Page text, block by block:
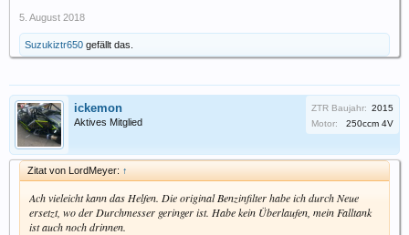
5. August 2018
Suzukiztr650 gefällt das.
ickemon
Aktives Mitglied
ZTR Baujahr: 2015
Motor:
250ccm 4V
Zitat von LordMeyer: ↑
Ach vieleicht kann das Helfen. Die original Benzinfilter habe ich durch Neue
ersetzt, wo der Durchmesser geringer ist. Habe kein Überlaufen, mein Falltank
ist auch noch drinnen.